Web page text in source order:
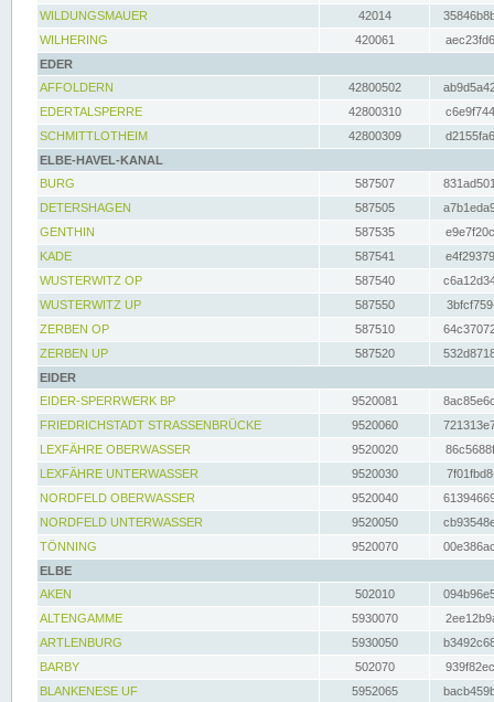
WILDUNGSMAUER
42014
WILHERING
420061
EDER
AFFOLDERN
42800502
EDERTALSPERRE
42800310
SCHMITTLOTHEIM
42800309
ELBE-HAVEL-KANAL
BURG
587507
DETERSHAGEN
587505
GENTHIN
587535
KADE
587541
WUSTERWITZ OP
587540
WUSTERWITZ UP
587550
ZERBEN OP
587510
ZERBEN UP
587520
EIDER
EIDER-SPERRWERK BP
9520081
FRIEDRICHSTADT STRASSENBRÜCKE
9520060
LEXFÄHRE OBERWASSER
9520020
LEXFÄHRE UNTERWASSER
9520030
NORDFELD OBERWASSER
9520040
NORDFELD UNTERWASSER
9520050
TÖNNING
9520070
ELBE
AKEN
502010
ALTENGAMME
5930070
ARTLENBURG
5930050
BARBY
502070
BLANKENESE UF
5952065